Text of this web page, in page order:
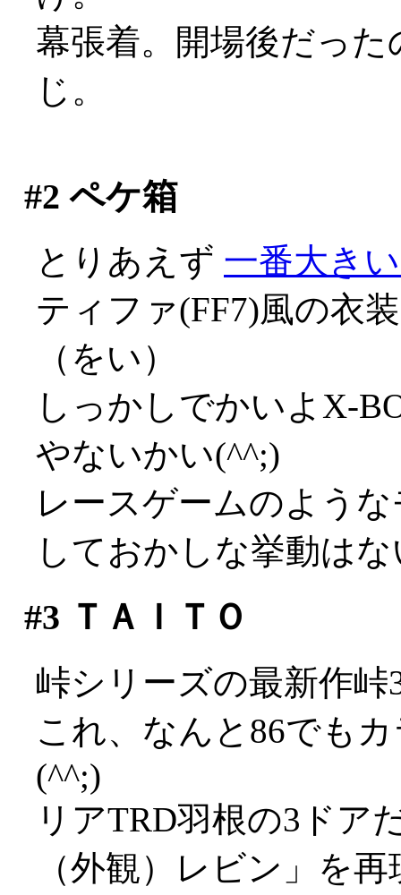
幕張着。開場後だっ
じ。
#2 ペケ箱
とりあえず 一番大き
ティファ(FF7)風の衣
（をい）
しっかしでかいよX-
やないかい(^^;)
レースゲームのよう
しておかしな挙動は
#3 ＴＡＩＴＯ
峠シリーズの最新作峠
これ、なんと86でも
(^^;)
リアTRD羽根の3ドア
（外観）レビン」を再